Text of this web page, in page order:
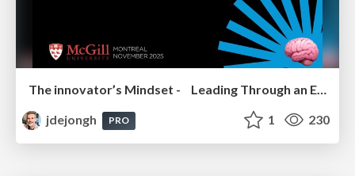
The innovator’s Mindset - Leading Through an Era of Exponential Change - McGill University 2025
jdejongh
PRO 1 230